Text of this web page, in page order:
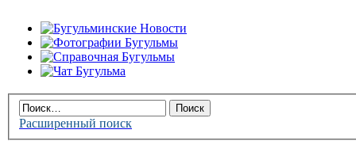
Расширенный поиск